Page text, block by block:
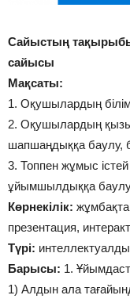
Сайыстың
сайысы
Мақсаты:
1. Оқушылардың
2. Оқушылардың
шапшаңдыққа баулу,
3. Топпен жұмыс істей
ұйымшылдыққа
Көрнекілік:
презентация,
Түрі:
Барысы: 1.
1) Алдын ала